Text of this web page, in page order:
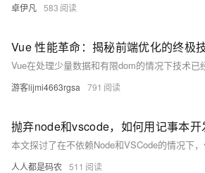
卓伊凡 583
游客lijmi4663rgsa 791
人人都是码农 511